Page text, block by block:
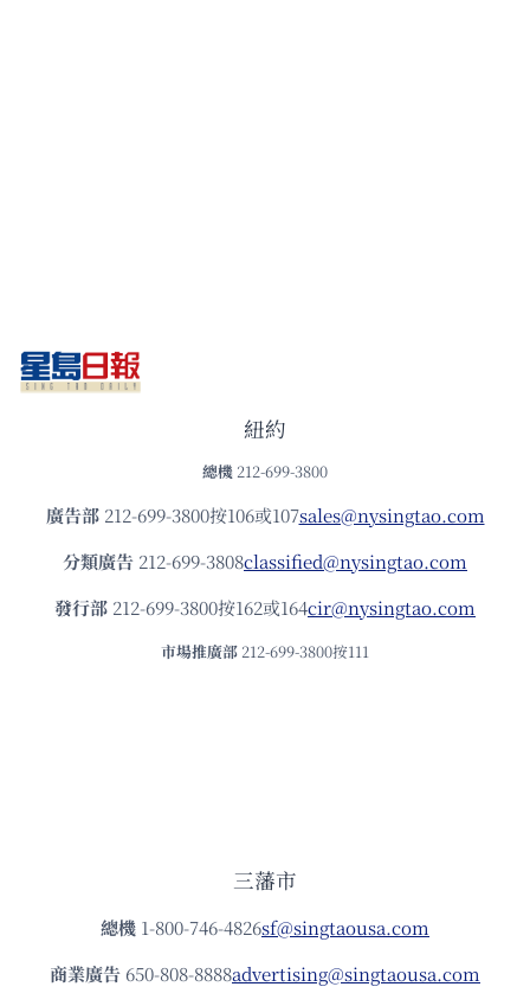
紐約
總機 212-699-3800
廣告部212-699-3800按106或107sales@nysingtao.com
分類廣告 212-699-3808classified@nysingtao.com
發⾏部 212-699-3800按162或164cir@nysingtao.com
市場推廣部 212-699-3800按111
三藩市
總機 1-800-746-4826sf@singtaousa.com
商業廣告 650-808-8888advertising@singtaousa.com